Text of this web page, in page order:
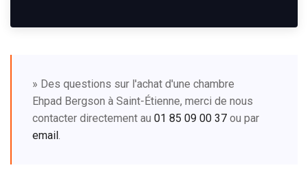
» Des questions sur l'achat d'une chambre
Ehpad Bergson à Saint-Étienne, merci de nous
contacter directement au 01 85 09 00 37 ou par
email.